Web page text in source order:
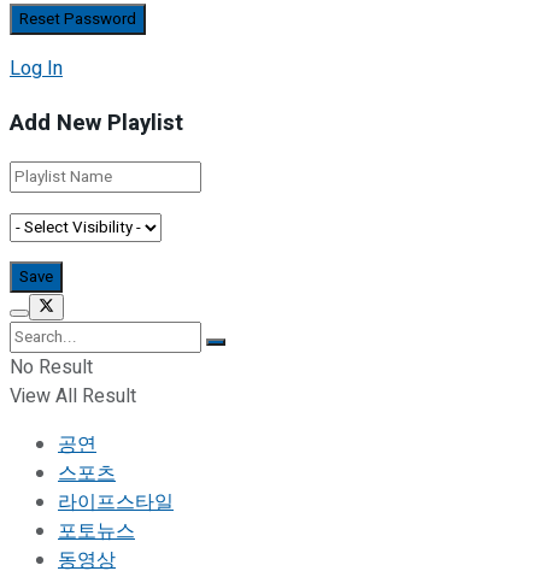
Log In
Add New Playlist
No Result
View All Result
공연
스포츠
라이프스타일
포토뉴스
동영상